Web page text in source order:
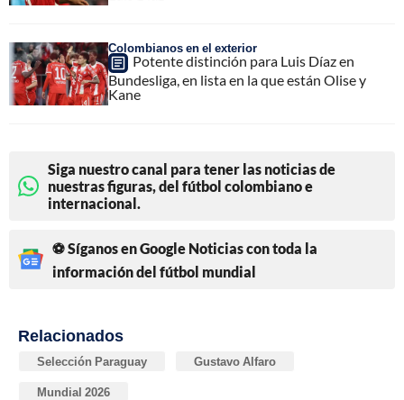
Colombianos en el exterior
Potente distinción para Luis Díaz en
Bundesliga, en lista en la que están Olise y
Kane
Siga nuestro canal para tener las noticias de
nuestras figuras, del fútbol colombiano e
internacional.
⚽ Síganos en Google Noticias con toda la
información del fútbol mundial
Relacionados
Selección Paraguay Gustavo Alfaro
Mundial 2026